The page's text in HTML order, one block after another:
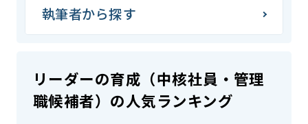
執筆者から探す
リーダーの育成（中核社員・管理
職候補者）の人気ランキング